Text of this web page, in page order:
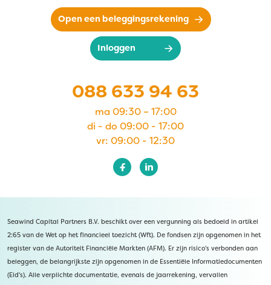
Open een beleggingsrekening
Inloggen
088 633 94 63
ma 09:30 – 17:00
di - do 09:00 - 17:00
vr: 09:00 - 12:30
Seawind Capital Partners B.V. beschikt over een vergunning als bedoeld in artikel
2:65 van de Wet op het financieel toezicht (Wft). De fondsen zijn opgenomen in het
register van de Autoriteit Financiële Markten (AFM). Er zijn risico's verbonden aan
beleggen, de belangrijkste zijn opgenomen in de Essentiële Informatiedocumenten
(Eid's). Alle verplichte documentatie, evenals de jaarrekening, vervallen